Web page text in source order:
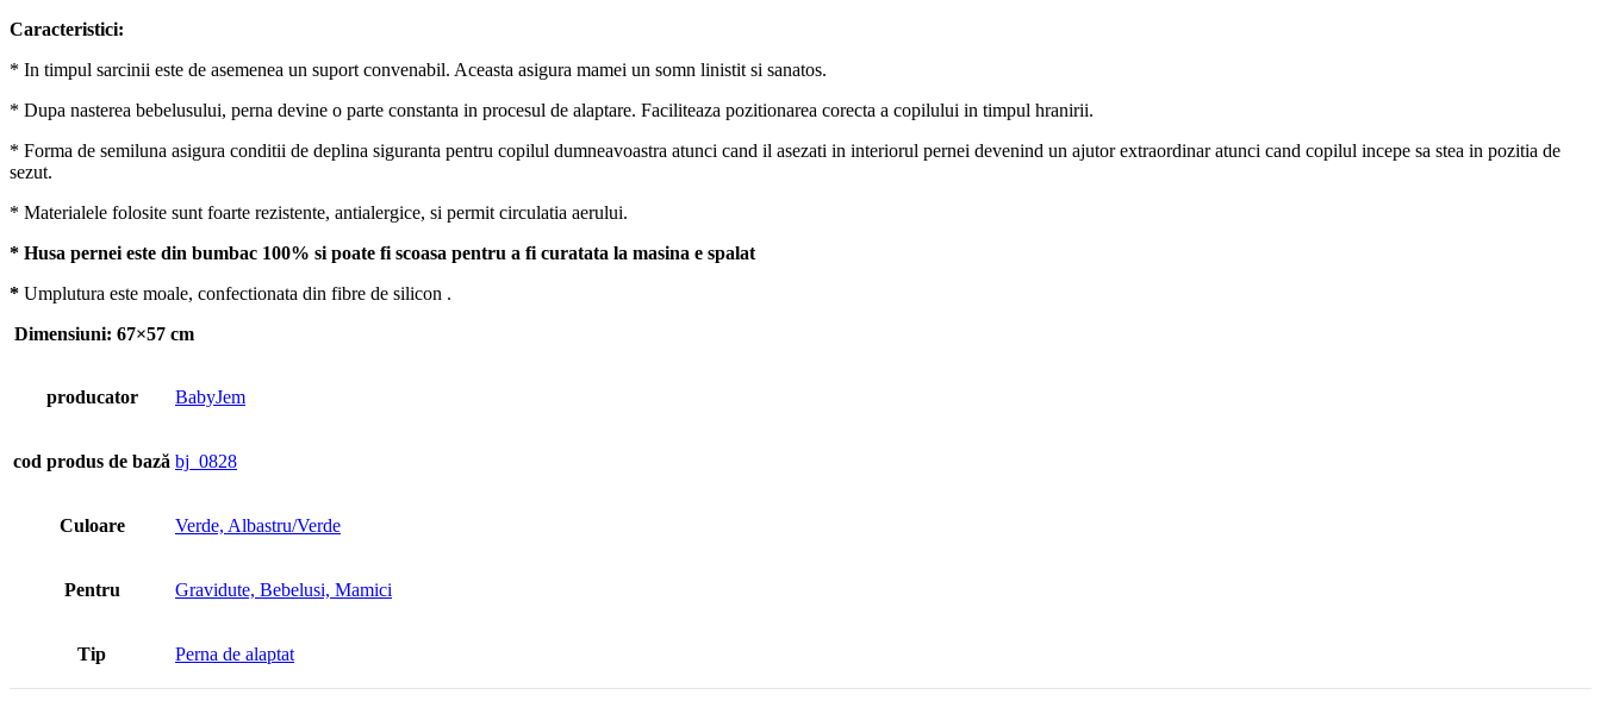
Caracteristici:
* In timpul sarcinii este de asemenea un suport convenabil. Aceasta asigura mamei un somn linistit si sanatos.
* Dupa nasterea bebelusului, perna devine o parte constanta in procesul de alaptare. Faciliteaza pozitionarea corecta a copilului in timpul hranirii.
* Forma de semiluna asigura conditii de deplina siguranta pentru copilul dumneavoastra atunci cand il asezati in interiorul pernei devenind un ajutor extraordinar atunci cand copilul incepe sa stea in pozitia de
sezut.
* Materialele folosite sunt foarte rezistente, antialergice, si permit circulatia aerului.
* Husa pernei este din bumbac 100% si poate fi scoasa pentru a fi curatata la masina e spalat
* Umplutura este moale, confectionata din fibre de silicon .
Dimensiuni: 67×57 cm
producator BabyJem
cod produs de bază bj_0828
Culoare Verde, Albastru/Verde
Pentru Gravidute, Bebelusi, Mamici
Tip Perna de alaptat